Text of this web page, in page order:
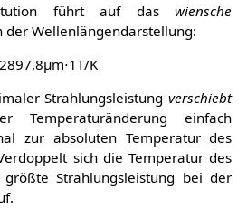
führt auf daswiensche
Wellenlängendarstellung:
2897,8μm⋅1T/K
Strahlungsleistungverschiebt
einfach
zur absoluten Temperatur des
sich die Temperatur des
Strahlungsleistung bei der